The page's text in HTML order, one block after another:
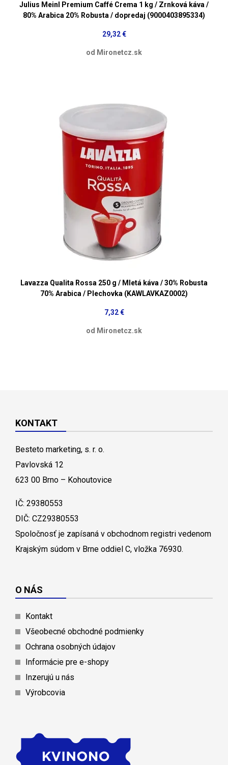
Julius Meinl Premium Caffé Crema 1 kg / Zrnková káva /
80% Arabica 20% Robusta / dopredaj (9000403895334)
29,32 €
od Mironetcz.sk
Lavazza Qualita Rossa 250 g / Mletá káva / 30% Robusta
70% Arabica / Plechovka (KAWLAVKAZ0002)
7,32 €
od Mironetcz.sk
KONTAKT
Besteto marketing, s. r. o.
Pavlovská 12
623 00 Brno – Kohoutovice
IČ: 29380553
DIČ: CZ29380553
Spoločnosť je zapísaná v obchodnom registri vedenom
Krajským súdom v Brne oddiel C, vložka 76930.
O NÁS
Kontakt
Všeobecné obchodné podmienky
Ochrana osobných údajov
Informácie pre e-shopy
Inzerujú u nás
Výrobcovia